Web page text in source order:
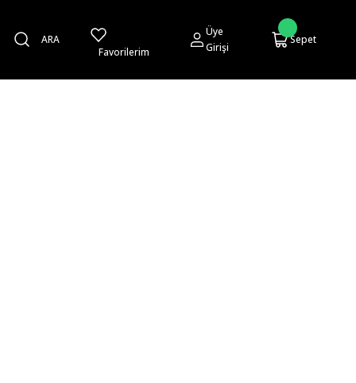
ARA
Favorilerim
Üye
Girişi
Sepet